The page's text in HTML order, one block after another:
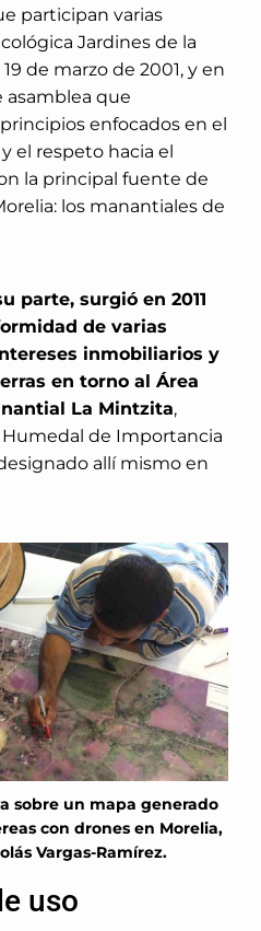
participan varias
Jardines de la
de marzo de 2001, y en
que
enfocados en el
el respeto hacia el
la principal fuente de
los manantiales de
parte, surgió en 2011
de varias
inmobiliarios y
en torno al Área
La Mintzita,
Humedal de Importancia
allí mismo en
sobre un mapa generado
con drones en Morelia,
Vargas-Ramírez.
uso